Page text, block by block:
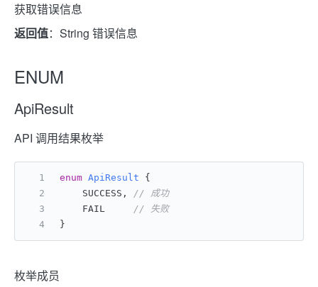
获取错误信息
返回值：String 错误信息
ENUM
ApiResult
API 调用结果枚举
enum ApiResult {
    SUCCESS,
// 成功
    FAIL
// 失败
}
枚举成员